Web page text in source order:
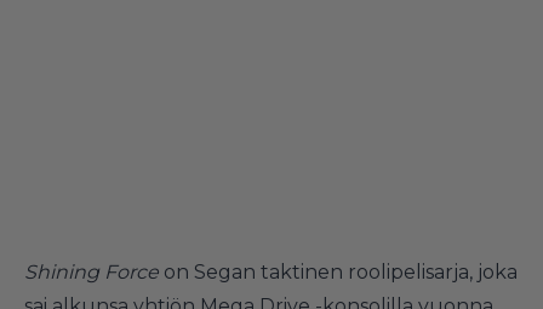
Shining Force on Segan taktinen roolipelisarja, joka